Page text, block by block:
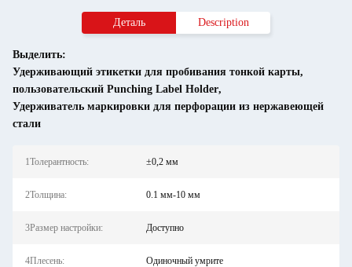
Деталь Description
Выделить:
Удерживающий этикетки для пробивания тонкой карты,
пользовательский Punching Label Holder,
Удерживатель маркировки для перфорации из нержавеющей
стали
1Толерантность: ±0,2 мм
2Толщина: 0.1 мм-10 мм
3Размер настройки: Доступно
4Плесень: Одиночный умрите